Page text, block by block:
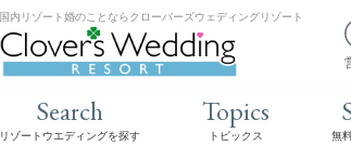
国内リゾート婚のことならクローバーズウェディングリゾート
Search
リゾートウエディングを探す
Topics
トピックス 無